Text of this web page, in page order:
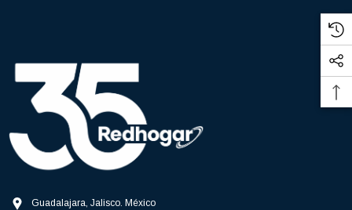
Guadalajara, Jalisco. México